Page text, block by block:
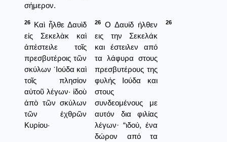
σήμερον.
26
Καὶ ἦλθε Δαυὶδ
εἰς Σεκελὰκ καὶ
ἀπέστειλε τοῖς
πρεσβυτέροις τῶν
σκύλων ᾿Ιούδα καὶ
τοῖς πλησίον
αὐτοῦ λέγων· ἰδοὺ
ἀπὸ τῶν σκύλων
τῶν ἐχθρῶν
Κυρίου·
26
Ο Δαυίδ ήλθεν
εις την Σεκελάκ
και έστειλεν από
τα λάφυρα στους
πρεσβυτέρους της
φυλής Ιούδα και
στους
συνδεομένους με
αυτόν δια φιλίας
λέγων· “ιδού, ένα
δώρον από τα
26